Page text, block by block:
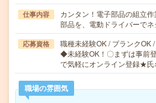
仕事内容
カンタン！電子部品の組立
部品を、電動ドライバーで
応募資格
職種未経験OK / ブランクOK
◆未経験OK！〇まずは事前
で気軽にオンライン登録★
職場の雰囲気